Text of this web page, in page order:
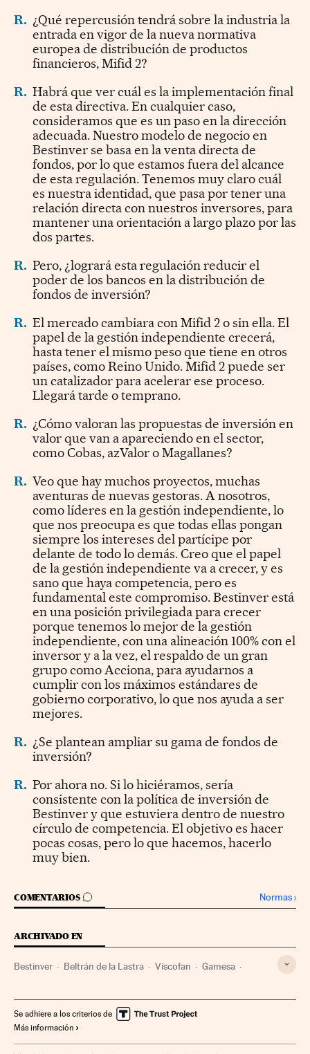
R. ¿Qué repercusión tendrá sobre la industria la
entrada en vigor de la nueva normativa
europea de distribución de productos
financieros, Mifid 2?
R. Habrá que ver cuál es la implementación final
de esta directiva. En cualquier caso,
consideramos que es un paso en la dirección
adecuada. Nuestro modelo de negocio en
Bestinver se basa en la venta directa de
fondos, por lo que estamos fuera del alcance
de esta regulación. Tenemos muy claro cuál
es nuestra identidad, que pasa por tener una
relación directa con nuestros inversores, para
mantener una orientación a largo plazo por las
dos partes.
R. Pero, ¿logrará esta regulación reducir el
poder de los bancos en la distribución de
fondos de inversión?
R. El mercado cambiara con Mifid 2 o sin ella. El
papel de la gestión independiente crecerá,
hasta tener el mismo peso que tiene en otros
países, como Reino Unido. Mifid 2 puede ser
un catalizador para acelerar ese proceso.
Llegará tarde o temprano.
R. ¿Cómo valoran las propuestas de inversión en
valor que van a apareciendo en el sector,
como Cobas, azValor o Magallanes?
R. Veo que hay muchos proyectos, muchas
aventuras de nuevas gestoras. A nosotros,
como líderes en la gestión independiente, lo
que nos preocupa es que todas ellas pongan
siempre los intereses del partícipe por
delante de todo lo demás. Creo que el papel
de la gestión independiente va a crecer, y es
sano que haya competencia, pero es
fundamental este compromiso. Bestinver está
en una posición privilegiada para crecer
porque tenemos lo mejor de la gestión
independiente, con una alineación 100% con el
inversor y a la vez, el respaldo de un gran
grupo como Acciona, para ayudarnos a
cumplir con los máximos estándares de
gobierno corporativo, lo que nos ayuda a ser
mejores.
R. ¿Se plantean ampliar su gama de fondos de
inversión?
R. Por ahora no. Si lo hiciéramos, sería
consistente con la política de inversión de
Bestinver y que estuviera dentro de nuestro
círculo de competencia. El objetivo es hacer
pocas cosas, pero lo que hacemos, hacerlo
muy bien.
COMENTARIOS
IR A LOS COMENTARIOS Normas›
ARCHIVADO EN
Bestinver Beltrán de la Lastra Viscofan Gamesa
Fondos inversión Mercados financieros Finanzas
Gestión pasiva
Se adhiere a los criterios de
Más información